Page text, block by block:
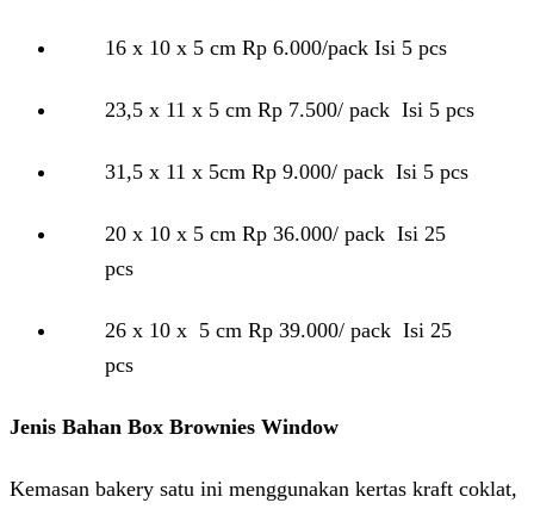
16 x 10 x 5 cm Rp 6.000/pack Isi 5 pcs
23,5 x 11 x 5 cm Rp 7.500/ pack Isi 5 pcs
31,5 x 11 x 5cm Rp 9.000/ pack Isi 5 pcs
20 x 10 x 5 cm Rp 36.000/ pack Isi 25
pcs
26 x 10 x 5 cm Rp 39.000/ pack Isi 25
pcs
Jenis Bahan Box Brownies Window
Kemasan bakery satu ini menggunakan kertas kraft coklat,